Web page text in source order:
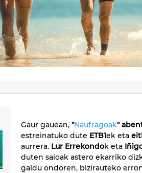
Gaur gauean, "Naufragoak"
estreinatuko dute ETB1ek eta
aurrera. Lur Errekondok eta
duten saioak astero ekarriko
galdu ondoren, bizirauteko